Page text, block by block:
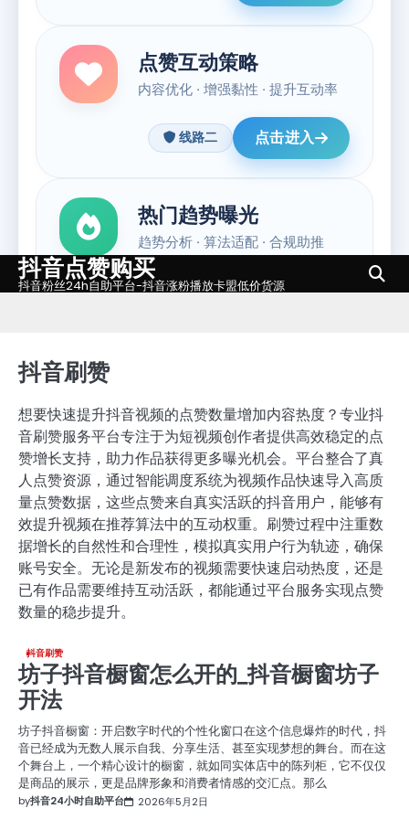
Skip抖音点赞购买
抖音粉丝24h自助平台-抖音涨粉播放卡盟低价货源
抖音刷赞
想要快速提升抖音视频的点赞数量增加内容热度？专业抖
音刷赞服务平台专注于为短视频创作者提供高效稳定的点
赞增长支持，助力作品获得更多曝光机会。平台整合了真
人点赞资源，通过智能调度系统为视频作品快速导入高质
量点赞数据，这些点赞来自真实活跃的抖音用户，能够有
效提升视频在推荐算法中的互动权重。刷赞过程中注重数
据增长的自然性和合理性，模拟真实用户行为轨迹，确保
账号安全。无论是新发布的视频需要快速启动热度，还是
已有作品需要维持互动活跃，都能通过平台服务实现点赞
数量的稳步提升。
抖音刷赞
坊子抖音橱窗怎么开的_抖音橱窗坊子
开法
坊子抖音橱窗：开启数字时代的个性化窗口在这个信息爆炸的时代，抖
音已经成为无数人展示自我、分享生活、甚至实现梦想的舞台。而在这
个舞台上，一个精心设计的橱窗，就如同实体店中的陈列柜，它不仅仅
是商品的展示，更是品牌形象和消费者情感的交汇点。那么
by抖音24小时自助平台 2026年5月2日